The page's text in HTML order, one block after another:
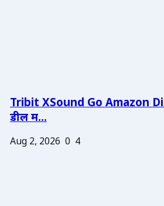
Tribit XSound Go Amazon
डील म...
Aug 2, 2026 0 4